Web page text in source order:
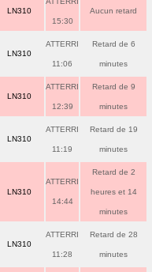
LN310
15:30
Aucun retard
LN310
ATTERRI
11:06
Retard de 6
minutes
LN310
ATTERRI
12:39
Retard de 9
minutes
LN310
ATTERRI
11:19
Retard de 19
minutes
LN310
ATTERRI
14:44
Retard de 2
heures et 14
minutes
LN310
ATTERRI
11:28
Retard de 28
minutes